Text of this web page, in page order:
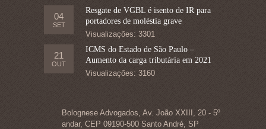
04
SET
Resgate de VGBL é isento de IR para
portadores de moléstia grave
Visualizações: 3301
21
OUT
ICMS do Estado de São Paulo –
Aumento da carga tributária em 2021
Visualizações: 3160
Bolognese Advogados, Av. João XXIII, 20 - 5º
andar, CEP 09190-500 Santo André, SP